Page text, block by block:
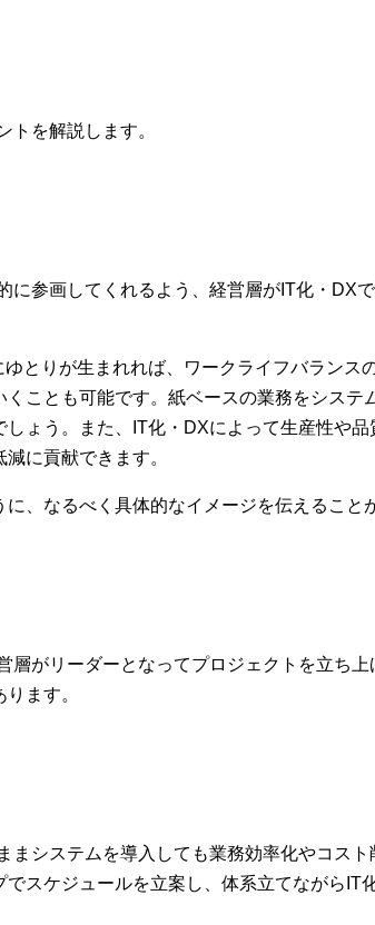
を解説します。
参画してくれるよう、経営層がIT化・DX
とりが生まれれば、ワークライフバランス
ことも可能です。紙ベースの業務をシステ
ょう。また、IT化・DXによって生産性や品
に貢献できます。
、なるべく具体的なイメージを伝えること
層がリーダーとなってプロジェクトを立ち
ます。
システムを導入しても業務効率化やコスト
スケジュールを立案し、体系立てながらIT